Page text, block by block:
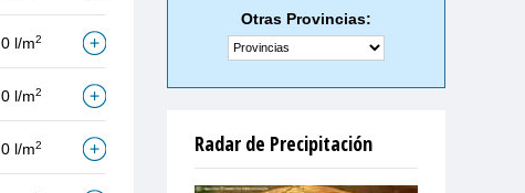
0 l/m2
0 l/m2
0 l/m2
Otras Provincias:
Radar de Precipitación